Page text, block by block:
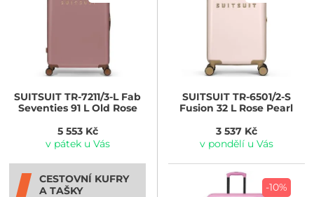
SUITSUIT TR-7211/3-L Fab
Seventies 91 L Old Rose
5 553 Kč
v pátek u Vás
SUITSUITTR-6501/2-S
Fusion 32 L Rose Pearl
3 537 Kč
v pondělí u Vás
CESTOVNÍ KUFRY
A TAŠKY
-10%